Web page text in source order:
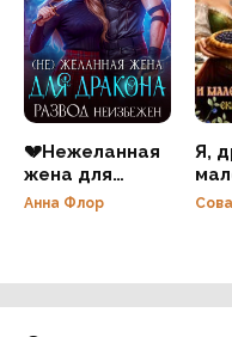
💔Нежеланная
жена для
дракона.
Анна Флор
Я,